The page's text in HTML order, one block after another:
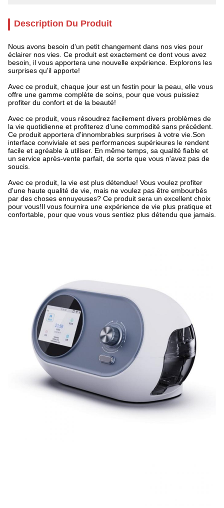
Description Du Produit
Nous avons besoin d'un petit changement dans nos vies pour
éclairer nos vies. Ce produit est exactement ce dont vous avez
besoin, il vous apportera une nouvelle expérience. Explorons les
surprises qu'il apporte!
Avec ce produit, chaque jour est un festin pour la peau, elle vous
offre une gamme complète de soins, pour que vous puissiez
profiter du confort et de la beauté!
Avec ce produit, vous résoudrez facilement divers problèmes de
la vie quotidienne et profiterez d'une commodité sans précédent.
Ce produit apportera d'innombrables surprises à votre vie.Son
interface conviviale et ses performances supérieures le rendent
facile et agréable à utiliser. En même temps, sa qualité fiable et
un service après-vente parfait, de sorte que vous n'avez pas de
soucis.
Avec ce produit, la vie est plus détendue! Vous voulez profiter
d'une haute qualité de vie, mais ne voulez pas être embourbés
par des choses ennuyeuses? Ce produit sera un excellent choix
pour vous!Il vous fournira une expérience de vie plus pratique et
confortable, pour que vous vous sentiez plus détendu que jamais.